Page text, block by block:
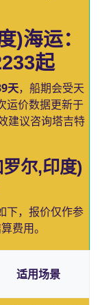
)海运：
起
天，船期会受天
运价数据更新于
建议咨询塔吉特
尔,印度)
下，报价仅作参
费用。
适用场景